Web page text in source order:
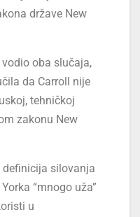
države New
oba slučaja,
da Carroll nije
tehničkoj
zakonu New
definicija silovanja
“mnogo uža”
u